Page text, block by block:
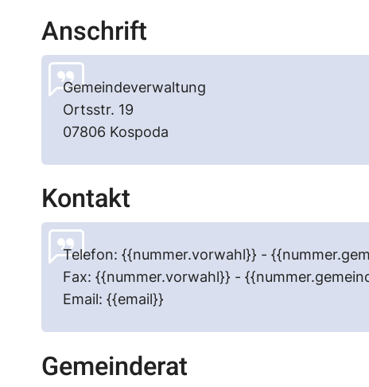
Anschrift
Gemeindeverwaltung
Ortsstr. 19
07806 Kospoda
Kontakt
Telefon: {{nummer.vorwahl}} -
Fax: {{nummer.vorwahl}} -
Email: {{email}}
Gemeinderat